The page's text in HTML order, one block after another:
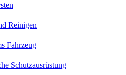
Reinigen
Fahrzeug
Schutzausrüstung